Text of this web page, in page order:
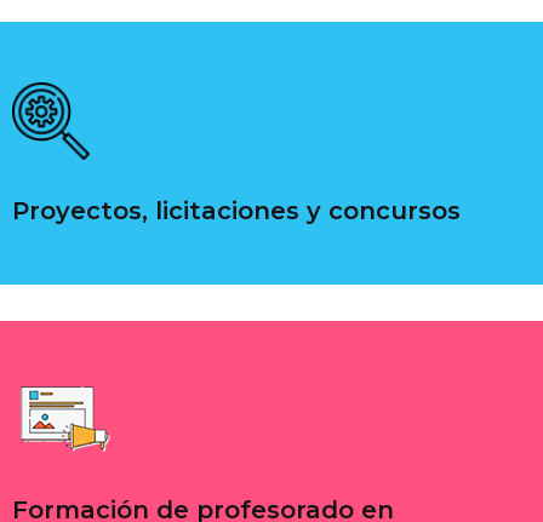
Proyectos, licitaciones y concursos
Formación de profesorado en